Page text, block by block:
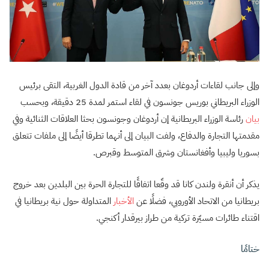
وإلى جانب لقاءات أردوغان بعدد آخر من قادة الدول الغربية، التقى برئيس
الوزراء البريطاني بوريس جونسون في لقاء استمر لمدة 25 دقيقة، وبحسب
بيانرئاسة الوزراء البريطانية إن أردوغان وجونسون بحثا العلاقات الثنائية وفي
مقدمتها التجارة والدفاع، ولفت البيان إلى أنهما تطرقا أيضًا إلى ملفات تتعلق
بسوريا وليبيا وأفغانستان وشرق المتوسط وقبرص.
يذكر أن أنقرة ولندن كانا قد وقّعا اتفاقًا للتجارة الحرة بين البلدين بعد خروج
بريطانيا من الاتحاد الأوروبي، فضلًا عنالأخبار المتداولة حول نية بريطانيا في
اقتناء طائرات مسيّرة تركية من طراز بيرقدار أكنجي.
ختامًا